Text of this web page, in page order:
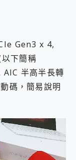
Gen3 x 4,
下簡稱
半高半長轉
碼，簡易說明